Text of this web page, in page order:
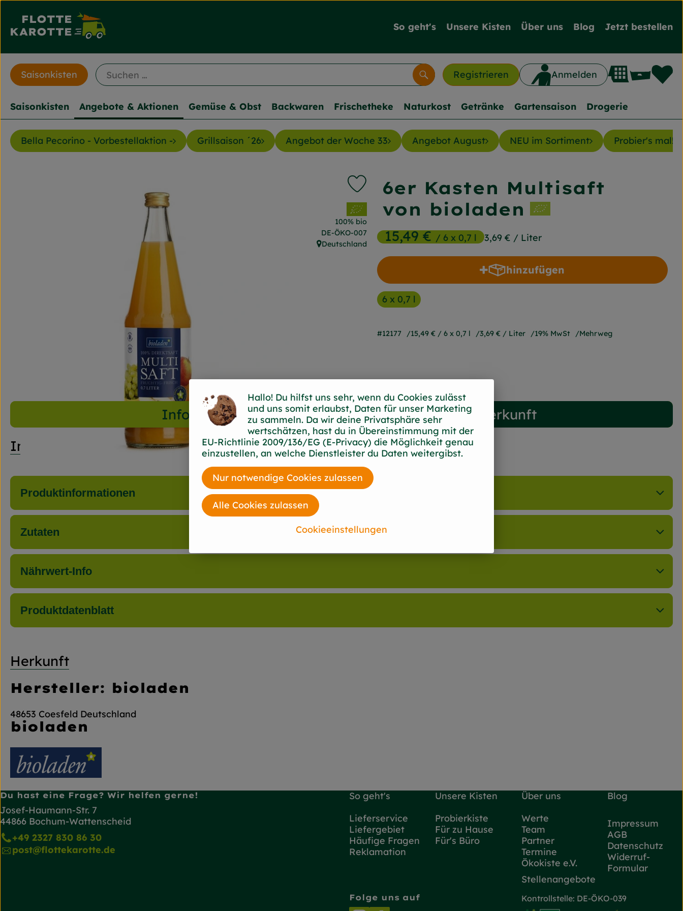
So geht's Unsere Kisten Über uns Blog Jetzt bestellen
Registrieren Anmelden
Suchen
Saisonkisten
Saisonkisten Angebote & Aktionen Gemüse & Obst Backwaren Frischetheke Naturkost Getränke Gartensaison Drogerie
Bella Pecorino - Vorbestellaktion - Grillsaison ´26 Angebot der Woche 33 Angebot August NEU im Sortiment Probier's mal!
6er Kasten Multisaft
von bioladen
15,49 €/ 6 x 0,7 l 3,69 € / Liter
Produkt zu Favouriten hinzufügen
, Verband:
100% bio
, Kontrollstelle:
DE-ÖKO-007
, Herkunft:
Deutschland
hinzufügen
Produkt zum Warenkorb hinzufügen
6 x 0,7 l
#12177 15,49 € / 6 x 0,7 l 3,69 € / Liter 19% MwSt Mehrweg
Info
Herkunft
Info
Produktinformationen
Zutaten
Nährwert-Info
Produktdatenblatt
Herkunft
Hersteller: bioladen
48653 Coesfeld Deutschland
bioladen
Du hast eine Frage? Wir helfen gerne!
Josef-Haumann-Str. 7
44866 Bochum-Wattenscheid
+49 2327 830 86 30
post@flottekarotte.de
So geht's
Lieferservice
Liefergebiet
Häufige Fragen
Reklamation
Unsere Kisten
Probierkiste
Für zu Hause
Für's Büro
Über uns
Werte
Team
Partner
Termine
Ökokiste e.V.
Stellenangebote
Blog
Impressum
AGB
Datenschutz
Widerruf-
Formular
Folge uns auf Kontrollstelle: DE-ÖKO-039
Hallo! Du hilfst uns sehr, wenn du Cookies zulässt
und uns somit erlaubst, Daten für unser Marketing
zu sammeln. Da wir deine Privatsphäre sehr
wertschätzen, hast du in Übereinstimmung mit der
EU-Richtlinie 2009/136/EG (E-Privacy) die Möglichkeit genau
einzustellen, an welche Dienstleister du Daten weitergibst.
Cookieeinstellungen
Nur notwendige Cookies zulassen
Alle Cookies zulassen